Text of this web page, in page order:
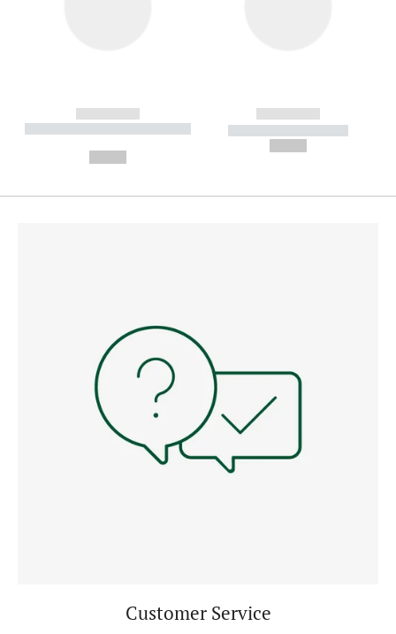
------------
----------- ----------- --------
------------
----------- -----------
Customer Service